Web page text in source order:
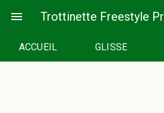
menu Trottinette Freestyle
ACCUEIL GLISSE